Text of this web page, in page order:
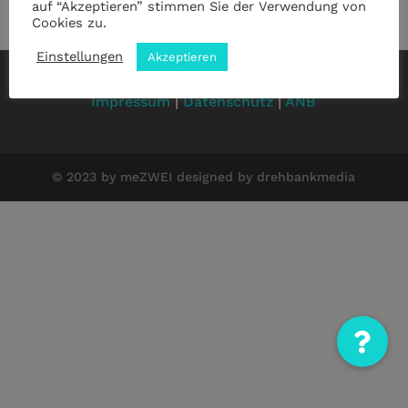
Impressum|Datenschutz|ANB
© 2023 by meZWEI designed by drehbankmedia
auf “Akzeptieren” stimmen Sie der Verwendung von
Cookies zu.
Einstellungen Akzeptieren